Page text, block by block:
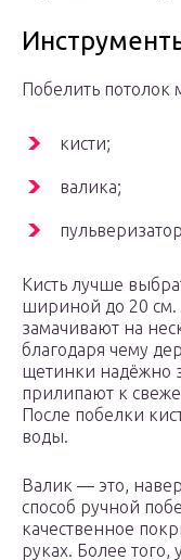
Побелить
кисти;
валика;
Кисть лучше
шириной до 20 см.
замачивают на
благодаря чему
щетинки надёжно
прилипают к
После побелки
воды.
Валик — это,
способ ручной
качественное
руках. Более того,